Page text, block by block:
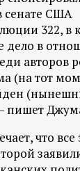
сенате США
322, в
дело в
авторов
(на тот
пишет
что все